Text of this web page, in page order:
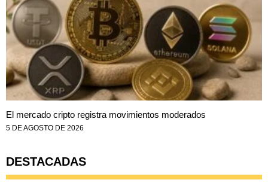
El mercado cripto registra movimientos moderados
5 DE AGOSTO DE 2026
DESTACADAS